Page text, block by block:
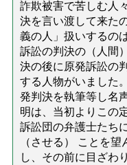
詐欺被害で苦しむ人
決を言い渡して来た
義の人」扱いするの
訴訟の判決の（人間
決の後に原発訴訟の
する人物がいました
発判決を執筆等し名
明は、当初よりこの
訴訟団の弁護士たち
（させる） ことを
し、その前に目ざわ